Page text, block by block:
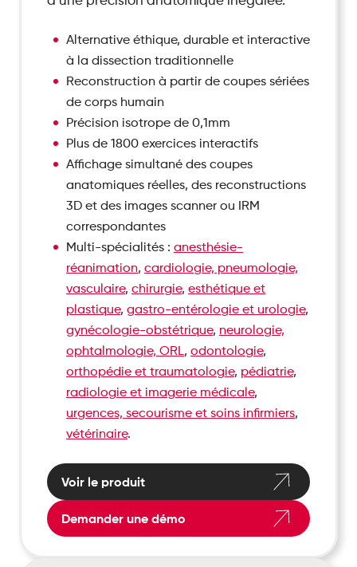
Alternative éthique, durable et interactive
à la dissection traditionnelle
Reconstruction à partir de coupes sériées
de corps humain
Précision isotrope de 0,1mm
Plus de 1800 exercices interactifs
Affichage simultané des coupes
anatomiques réelles, des reconstructions
3D et des images scanner ou IRM
correspondantes
Multi-spécialités : anesthésie-
réanimation, cardiologie, pneumologie,
vasculaire, chirurgie, esthétique et
plastique, gastro-entérologie et urologie,
gynécologie-obstétrique, neurologie,
ophtalmologie, ORL, odontologie,
orthopédie et traumatologie, pédiatrie,
radiologie et imagerie médicale,
urgences, secourisme et soins infirmiers,
vétérinaire.
Voir le produit
Demander une démo